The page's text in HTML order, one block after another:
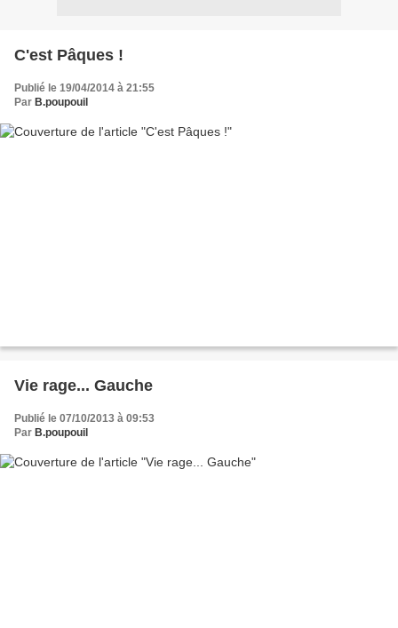
C'est Pâques !
Publié le 19/04/2014 à 21:55
Par B.poupouil
Vie rage... Gauche
Publié le 07/10/2013 à 09:53
Par B.poupouil